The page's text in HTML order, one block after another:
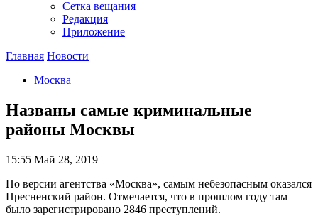
Сетка вещания
Редакция
Приложение
Главная Новости
Москва
Названы самые криминальные
районы Москвы
15:55 Май 28, 2019
По версии агентства «Москва», самым небезопасным оказался
Пресненский район. Отмечается, что в прошлом году там
было зарегистрировано 2846 преступлений.